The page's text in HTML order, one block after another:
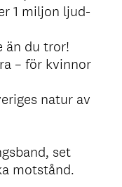
1 miljon ljud-
än du tror!
– för kvinnor
natur av
set
motstånd.